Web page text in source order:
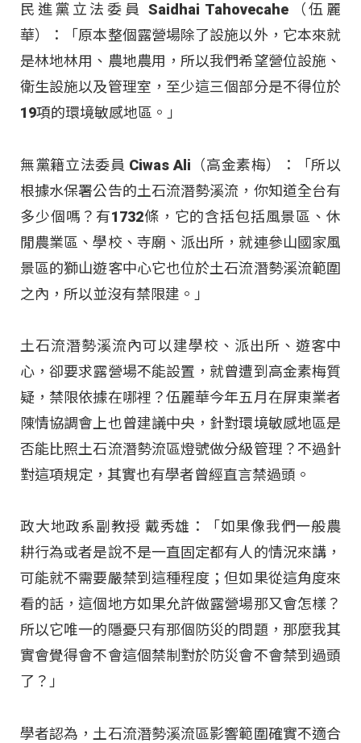
民進黨立法委員 Saidhai Tahovecahe（伍麗
華）：「原本整個露營場除了設施以外，它本來就
是林地林用、農地農用，所以我們希望營位設施、
衛生設施以及管理室，至少這三個部分是不得位於
19項的環境敏感地區。」
無黨籍立法委員 Ciwas Ali（高金素梅）：「所以
根據水保署公告的土石流潛勢溪流，你知道全台有
多少個嗎？有1732條，它的含括包括風景區、休
閒農業區、學校、寺廟、派出所，就連參山國家風
景區的獅山遊客中心它也位於土石流潛勢溪流範圍
之內，所以並沒有禁限建。」
土石流潛勢溪流內可以建學校、派出所、遊客中
心，卻要求露營場不能設置，就曾遭到高金素梅質
疑，禁限依據在哪裡？伍麗華今年五月在屏東業者
陳情協調會上也曾建議中央，針對環境敏感地區是
否能比照土石流潛勢流區燈號做分級管理？不過針
對這項規定，其實也有學者曾經直言禁過頭。
政大地政系副教授 戴秀雄：「如果像我們一般農
耕行為或者是說不是一直固定都有人的情況來講，
可能就不需要嚴禁到這種程度；但如果從這角度來
看的話，這個地方如果允許做露營場那又會怎樣？
所以它唯一的隱憂只有那個防災的問題，那麼我其
實會覺得會不會這個禁制對於防災會不會禁到過頭
了？」
學者認為，土石流潛勢溪流區影響範圍確實不適合